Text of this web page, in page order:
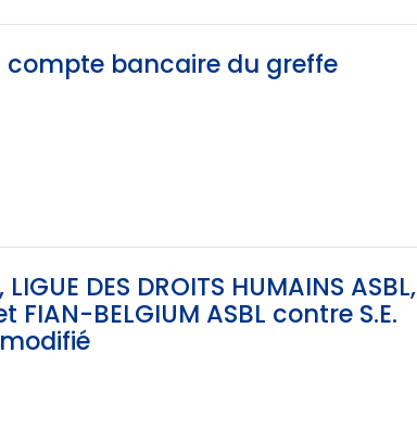
bancaire du greffe
DES DROITS HUMAINS ASBL,
FIAN-BELGIUM ASBL contre S.E.